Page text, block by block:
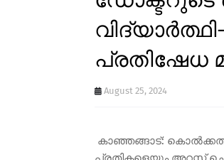
പ്രതിഷേധ
August 25, 2024
കാഞ്ഞങ്ങാട്: